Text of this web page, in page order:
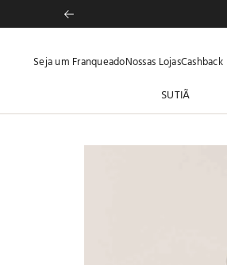
Seja um FranqueadoNossas LojasCashback
SUTIÃ